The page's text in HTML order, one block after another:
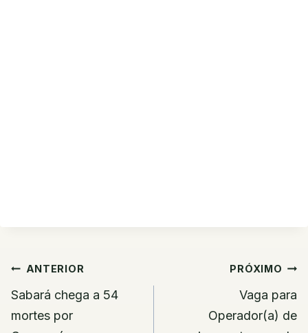
Navegação
de
Post
ANTERIOR
Sabará chega a 54
mortes por
PRÓXIMO
Vaga para
Operador(a) de